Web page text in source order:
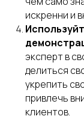
искренни и
эксперт в
делиться
укрепить
привлечь
клиентов.